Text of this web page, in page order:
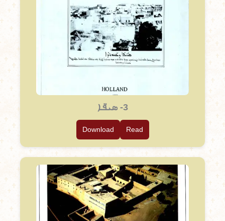
3- ܣܝ̈ܦܐ
Read
Download